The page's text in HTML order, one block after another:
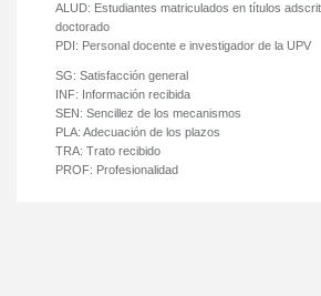
ALUD: Estudiantes matriculados en títulos
doctorado
PDI: Personal docente e investigador de la UPV
SG: Satisfacción general
INF: Información recibida
SEN: Sencillez de los mecanismos
PLA: Adecuación de los plazos
TRA: Trato recibido
PROF: Profesionalidad